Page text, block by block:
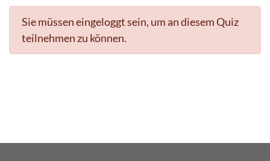
Sie müssen eingeloggt sein, um an diesem Quiz
teilnehmen zu können.